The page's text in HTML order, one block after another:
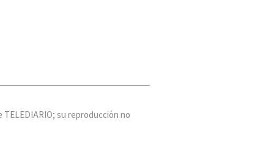
su reproducción no